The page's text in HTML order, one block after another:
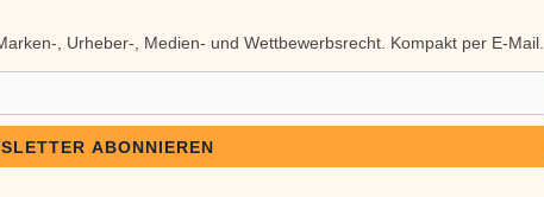
, Urheber-, Medien- und Wettbewerbsrecht. Kompakt per E-Mail.
ABONNIEREN